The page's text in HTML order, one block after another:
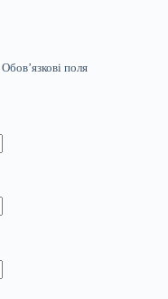
Обов’язкові поля